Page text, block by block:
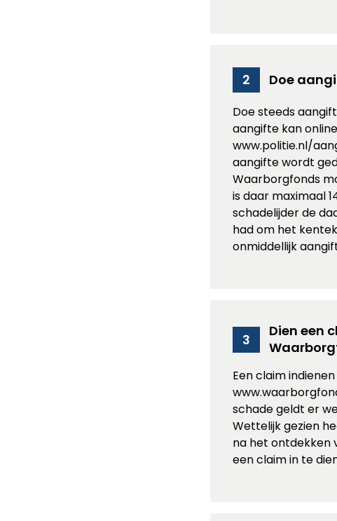
2 Doe
Doe steeds
aangifte kan
www.politie.nl/
aangifte wordt
Waarborgfonds
is daar maximaal
schadelijder de
had om het
onmiddellijk
3
Dien een
Een claim
schade geldt er
Wettelijk gezien
na het ontdekken
een claim in te